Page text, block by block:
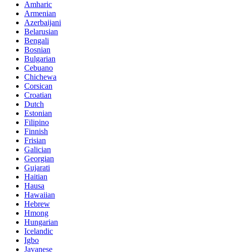
Amharic
Armenian
Azerbaijani
Belarusian
Bengali
Bosnian
Bulgarian
Cebuano
Chichewa
Corsican
Croatian
Dutch
Estonian
Filipino
Finnish
Frisian
Galician
Georgian
Gujarati
Haitian
Hausa
Hawaiian
Hebrew
Hmong
Hungarian
Icelandic
Igbo
Javanese